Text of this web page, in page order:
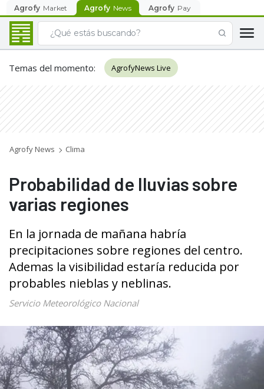
Agrofy Market Agrofy News Agrofy Pay
Temas del momento: AgrofyNews Live
Agrofy News Clima
Probabilidad de lluvias sobre
varias regiones
En la jornada de mañana habría
precipitaciones sobre regiones del centro.
Ademas la visibilidad estaría reducida por
probables nieblas y neblinas.
Servicio Meteorológico Nacional